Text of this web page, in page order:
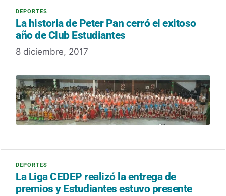
La historia de Peter Pan cerró el exitoso
año de Club Estudiantes
8 diciembre, 2017
La Liga CEDEP realizó la entrega de
premios y Estudiantes estuvo presente